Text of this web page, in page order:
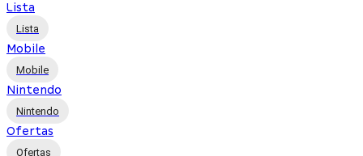
Lista
Lista
Mobile
Mobile
Nintendo
Nintendo
Ofertas
Ofertas